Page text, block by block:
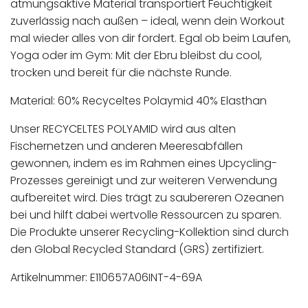
atmungsaktive Material transportiert Feuchtigkeit
zuverlässig nach außen – ideal, wenn dein Workout
mal wieder alles von dir fordert. Egal ob beim Laufen,
Yoga oder im Gym: Mit der Ebru bleibst du cool,
trocken und bereit für die nächste Runde.
Material: 60% Recyceltes Polaymid 40% Elasthan
Unser RECYCELTES POLYAMID wird aus alten
Fischernetzen und anderen Meeresabfällen
gewonnen, indem es im Rahmen eines Upcycling-
Prozesses gereinigt und zur weiteren Verwendung
aufbereitet wird. Dies trägt zu saubereren Ozeanen
bei und hilft dabei wertvolle Ressourcen zu sparen.
Die Produkte unserer Recycling-Kollektion sind durch
den Global Recycled Standard (GRS) zertifiziert.
Artikelnummer: E110657A06INT-4-69A